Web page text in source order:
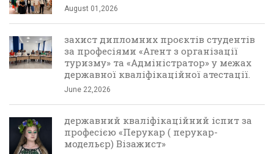
August 01,2026
захист дипломних проєктів студентів
за професіями «Агент з організації
туризму» та «Адміністратор» у межах
державної кваліфікаційної атестації.
June 22,2026
державний кваліфікаційний іспит за
професією «Перукар ( перукар-
модельєр) Візажист»